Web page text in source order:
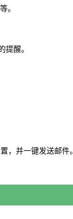
。
醒。
，并一键发送邮件。